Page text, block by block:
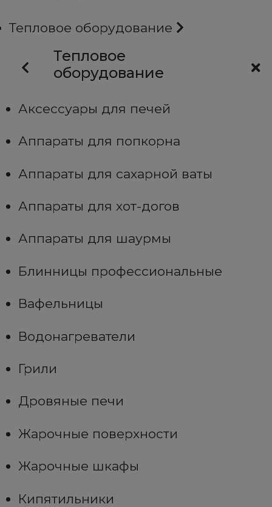
Тепловое оборудование
Тепловое
оборудование
Аксессуары для печей
Аппараты для попкорна
Аппараты для сахарной ваты
Аппараты для хот-догов
Аппараты для шаурмы
Блинницы профессиональные
Вафельницы
Водонагреватели
Грили
Дровяные печи
Жарочные поверхности
Жарочные шкафы
Кипятильники